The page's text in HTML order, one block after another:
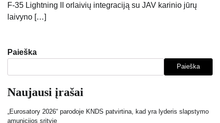
F-35 Lightning II orlaivių integraciją su JAV karinio jūrų
laivyno […]
Paieška
Paieška
Naujausi įrašai
„Eurosatory 2026“ parodoje KNDS patvirtina, kad yra lyderis slapstymo
amunicijos srityje